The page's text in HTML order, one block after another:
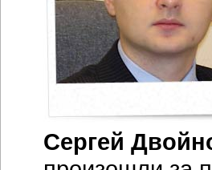
Сергей